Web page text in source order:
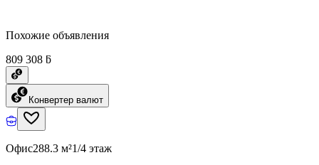
Похожие объявления
809 308 ƃ
Конвертер валют
Офис288.3 м²1/4 этаж